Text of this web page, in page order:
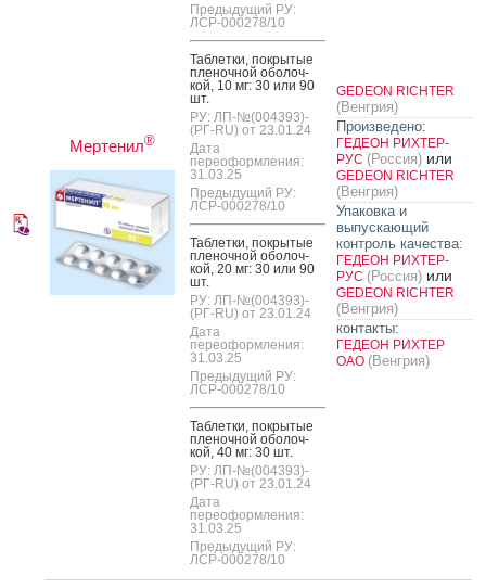
Мертенил®
Предыдущий РУ:
ЛСР-000278/10
Таб­летки, пок­ры­тые
пле­ноч­ной обо­лоч­
кой, 10 мг: 30 или 90
шт.
РУ: ЛП-№(004393)-
(РГ-RU) от 23.01.24
Дата
переоформления:
31.03.25
Предыдущий РУ:
ЛСР-000278/10
Таб­летки, пок­ры­тые
пле­ноч­ной обо­лоч­
кой, 20 мг: 30 или 90
шт.
РУ: ЛП-№(004393)-
(РГ-RU) от 23.01.24
Дата
переоформления:
31.03.25
Предыдущий РУ:
ЛСР-000278/10
Таб­летки, пок­ры­тые
пле­ноч­ной обо­лоч­
кой, 40 мг: 30 шт.
РУ: ЛП-№(004393)-
(РГ-RU) от 23.01.24
Дата
переоформления:
31.03.25
Предыдущий РУ:
ЛСР-000278/10
GEDEON RICHTER
(Венгрия)
Произведено:
ГЕДЕОН РИХТЕР-
РУС (Россия) или
GEDEON RICHTER
(Венгрия)
Упаковка и
выпускающий
контроль качества:
ГЕДЕОН РИХТЕР-
РУС (Россия) или
GEDEON RICHTER
(Венгрия)
контакты:
ГЕДЕОН РИХТЕР
ОАО (Венгрия)